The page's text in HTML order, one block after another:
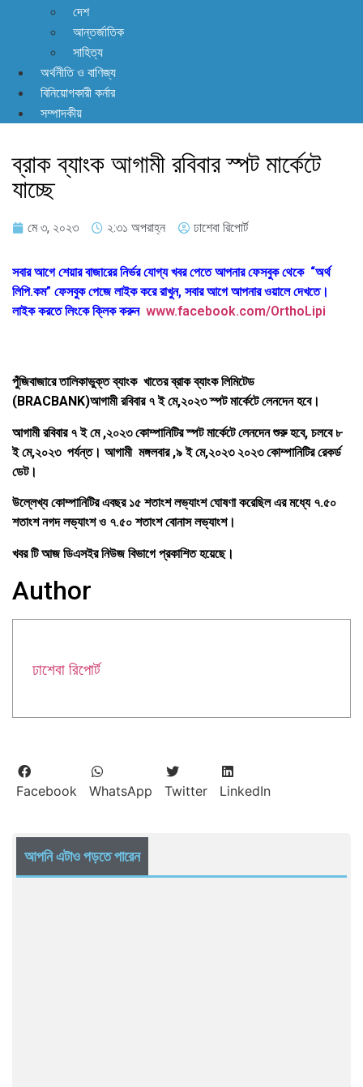
দেশ
আন্তর্জাতিক
সাহিত্য
অর্থনীতি ও বাণিজ্য
বিনিয়োগকারী কর্নার
সম্পাদকীয়
ব্রাক ব্যাংক আগামী রবিবার স্পট মার্কেটে
যাচ্ছে
মে ৩, ২০২৩ ২:৩১ অপরাহ্ন ঢাশেবা রিপোর্ট
সবার আগে শেয়ার বাজারের নির্ভর যোগ্য খবর পেতে আপনার ফেসবুক থেকে “অর্থ
লিপি.কম” ফেসবুক পেজে লাইক করে রাখুন, সবার আগে আপনার ওয়ালে দেখতে।
লাইক করতে লিংকে ক্লিক করুন www.facebook.com/OrthoLipi
পুঁজিবাজারে তালিকাভুক্ত ব্যাংক খাতের ব্রাক ব্যাংক লিমিটেড
(BRACBANK)আগামী রবিবার ৭ ই মে,২০২৩ স্পট মার্কেটে লেনদেন হবে।
আগামী রবিবার ৭ ই মে ,২০২৩ কোম্পানিটির স্পট মার্কেটে লেনদেন শুরু হবে, চলবে ৮
ই মে,২০২৩ পর্যন্ত। আগামী মঙ্গলবার ,৯ ই মে,২০২৩ ২০২৩ কোম্পানিটির রেকর্ড
ডেট।
উল্লেখ্য কোম্পানিটির এবছর ১৫ শতাংশ লভ্যাংশ ঘোষণা করেছিল এর মধ্যে ৭.৫০
শতাংশ নগদ লভ্যাংশ ও ৭.৫০ শতাংশ বোনাস লভ্যাংশ।
খবর টি আজ ডিএসইর নিউজ বিভাগে প্রকাশিত হয়েছে।
Author
ঢাশেবা রিপোর্ট
Facebook WhatsApp Twitter LinkedIn
আপনি এটাও পড়তে পারেন